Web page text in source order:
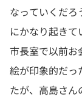
なっていくだろ
にかなり起き
市長室で以前お
絵が印象的だっ
たが、高島さん